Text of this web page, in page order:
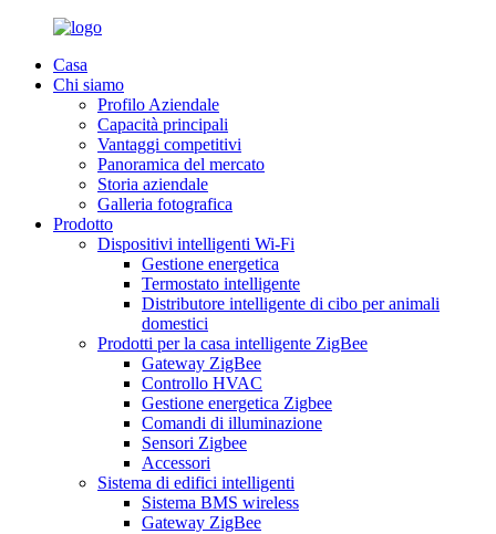
Casa
Chi siamo
Profilo Aziendale
Capacità principali
Vantaggi competitivi
Panoramica del mercato
Storia aziendale
Galleria fotografica
Prodotto
Dispositivi intelligenti Wi-Fi
Gestione energetica
Termostato intelligente
Distributore intelligente di cibo per animali
domestici
Prodotti per la casa intelligente ZigBee
Gateway ZigBee
Controllo HVAC
Gestione energetica Zigbee
Comandi di illuminazione
Sensori Zigbee
Accessori
Sistema di edifici intelligenti
Sistema BMS wireless
Gateway ZigBee